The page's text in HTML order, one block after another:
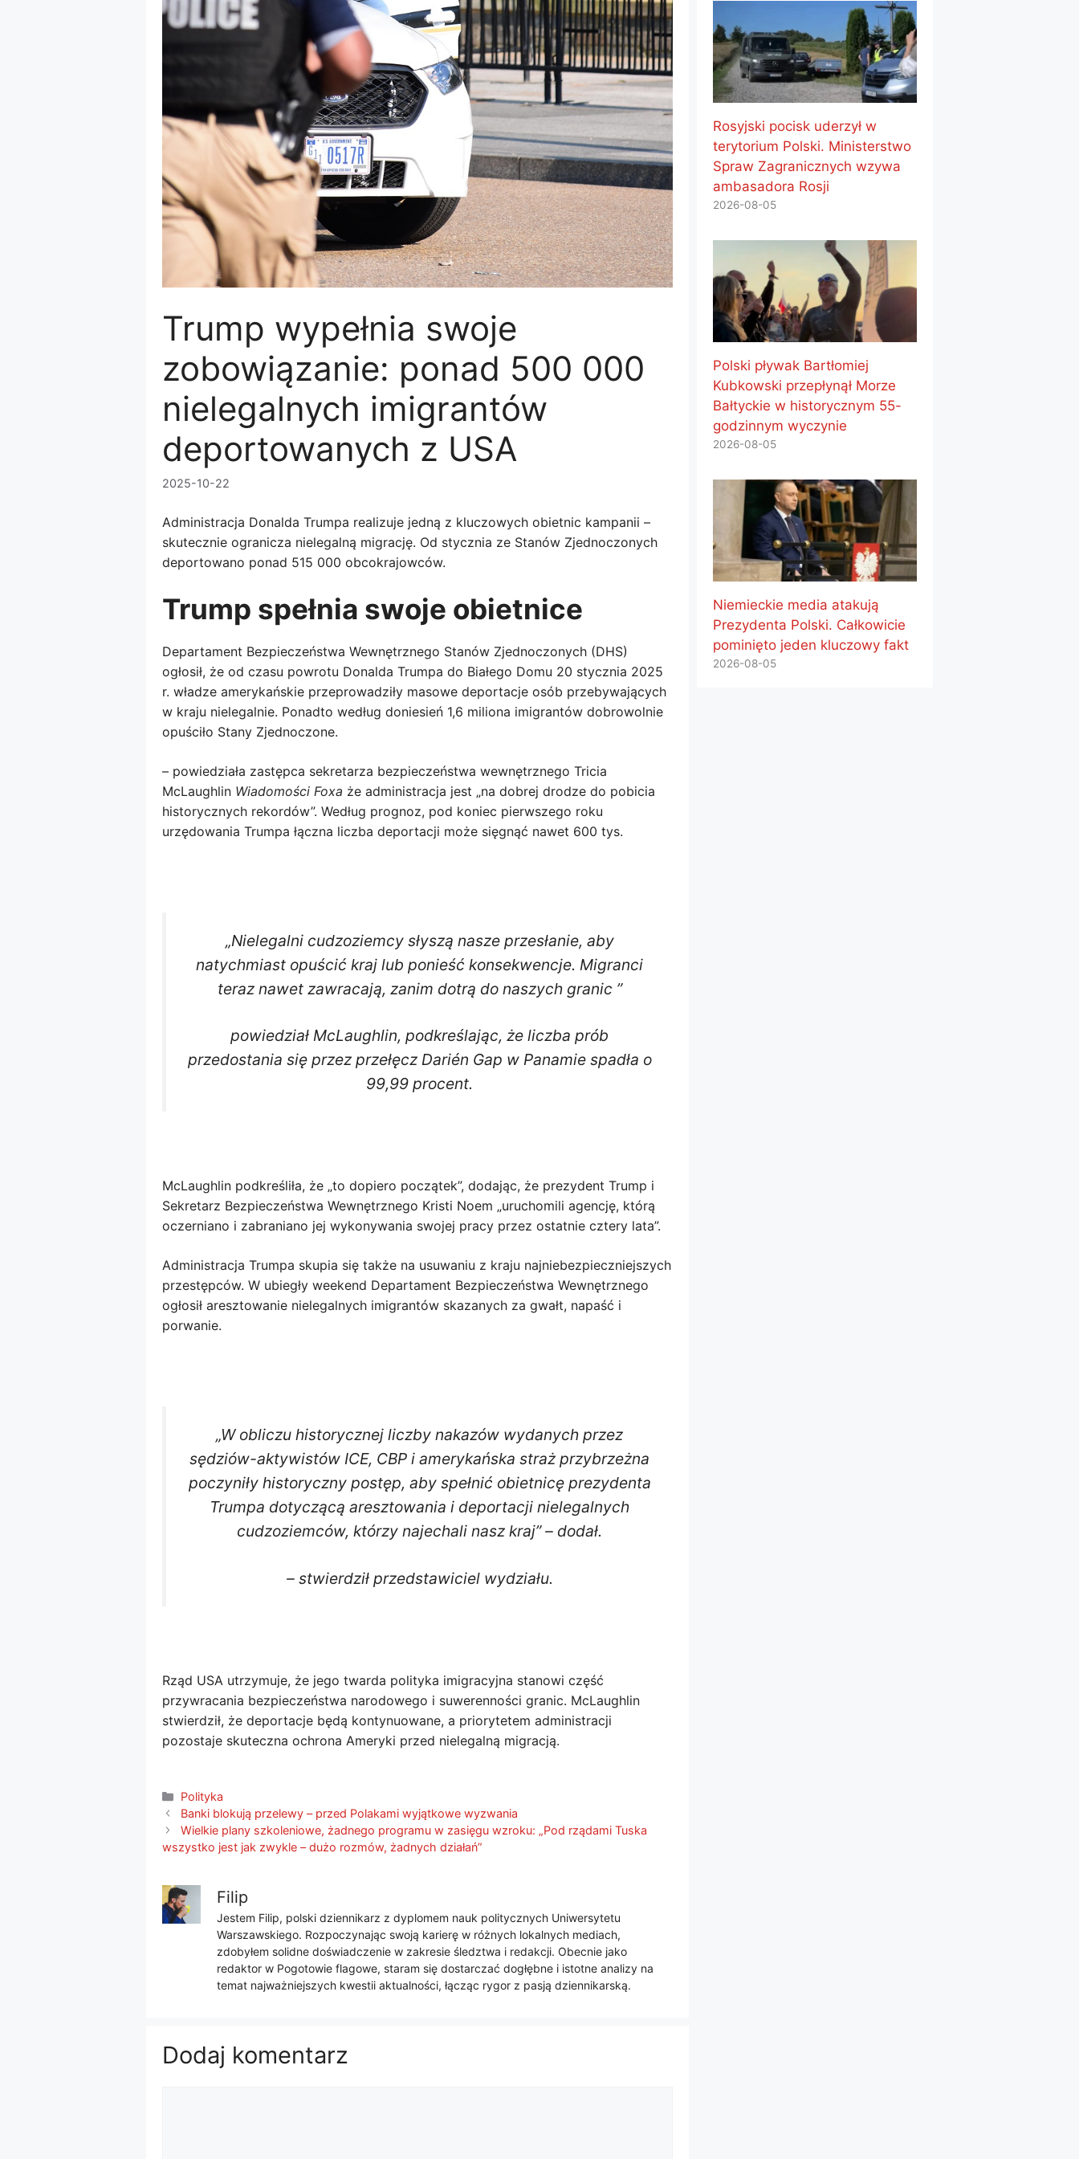
Trump wypełnia swoje
zobowiązanie: ponad 500 000
nielegalnych imigrantów
deportowanych z USA
2025-10-22
Administracja Donalda Trumpa realizuje jedną z kluczowych obietnic kampanii –
skutecznie ogranicza nielegalną migrację. Od stycznia ze Stanów Zjednoczonych
deportowano ponad 515 000 obcokrajowców.
Trump spełnia swoje obietnice
Departament Bezpieczeństwa Wewnętrznego Stanów Zjednoczonych (DHS)
ogłosił, że od czasu powrotu Donalda Trumpa do Białego Domu 20 stycznia 2025
r. władze amerykańskie przeprowadziły masowe deportacje osób przebywających
w kraju nielegalnie. Ponadto według doniesień 1,6 miliona imigrantów dobrowolnie
opuściło Stany Zjednoczone.
– powiedziała zastępca sekretarza bezpieczeństwa wewnętrznego Tricia
McLaughlin Wiadomości Foxa że administracja jest „na dobrej drodze do pobicia
historycznych rekordów”. Według prognoz, pod koniec pierwszego roku
urzędowania Trumpa łączna liczba deportacji może sięgnąć nawet 600 tys.
„Nielegalni cudzoziemcy słyszą nasze przesłanie, aby
natychmiast opuścić kraj lub ponieść konsekwencje. Migranci
teraz nawet zawracają, zanim dotrą do naszych granic ”
powiedział McLaughlin, podkreślając, że liczba prób
przedostania się przez przełęcz Darién Gap w Panamie spadła o
99,99 procent.
McLaughlin podkreśliła, że ​​„to dopiero początek”, dodając, że prezydent Trump i
Sekretarz Bezpieczeństwa Wewnętrznego Kristi Noem „uruchomili agencję, którą
oczerniano i zabraniano jej wykonywania swojej pracy przez ostatnie cztery lata”.
Administracja Trumpa skupia się także na usuwaniu z kraju najniebezpieczniejszych
przestępców. W ubiegły weekend Departament Bezpieczeństwa Wewnętrznego
ogłosił aresztowanie nielegalnych imigrantów skazanych za gwałt, napaść i
porwanie.
„W obliczu historycznej liczby nakazów wydanych przez
sędziów-aktywistów ICE, CBP i amerykańska straż przybrzeżna
poczyniły historyczny postęp, aby spełnić obietnicę prezydenta
Trumpa dotyczącą aresztowania i deportacji nielegalnych
cudzoziemców, którzy najechali nasz kraj” – dodał.
– stwierdził przedstawiciel wydziału.
Rząd USA utrzymuje, że jego twarda polityka imigracyjna stanowi część
przywracania bezpieczeństwa narodowego i suwerenności granic. McLaughlin
stwierdził, że deportacje będą kontynuowane, a priorytetem administracji
pozostaje skuteczna ochrona Ameryki przed nielegalną migracją.
Kategorie
Polityka
Banki blokują przelewy – przed Polakami wyjątkowe wyzwania
Wielkie plany szkoleniowe, żadnego programu w zasięgu wzroku: „Pod rządami Tuska
wszystko jest jak zwykle – dużo rozmów, żadnych działań”
Filip
Jestem Filip, polski dziennikarz z dyplomem nauk politycznych Uniwersytetu
Warszawskiego. Rozpoczynając swoją karierę w różnych lokalnych mediach,
zdobyłem solidne doświadczenie w zakresie śledztwa i redakcji. Obecnie jako
redaktor w Pogotowie flagowe, staram się dostarczać dogłębne i istotne analizy na
temat najważniejszych kwestii aktualności, łącząc rygor z pasją dziennikarską.
Dodaj komentarz
Rosyjski pocisk uderzył w
terytorium Polski. Ministerstwo
Spraw Zagranicznych wzywa
ambasadora Rosji
2026-08-05
Polski pływak Bartłomiej
Kubkowski przepłynął Morze
Bałtyckie w historycznym 55-
godzinnym wyczynie
2026-08-05
Niemieckie media atakują
Prezydenta Polski. Całkowicie
pominięto jeden kluczowy fakt
2026-08-05